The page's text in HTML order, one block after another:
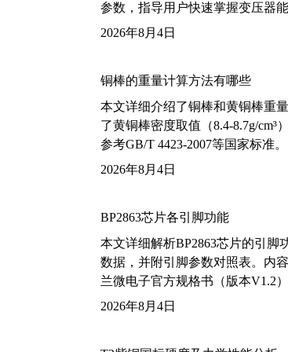
参数，指导用户快速掌握变压器能
2026年8月4日
铜棒的重量计算方法有哪些
本文详细介绍了铜棒和黄铜棒重
了黄铜棒密度取值（8.4-8.7g/
参考GB/T 4423-2007等国家标准。
2026年8月4日
BP2863芯片各引脚功能
本文详细解析BP2863芯片的引
数据，并附引脚参数对照表。内
兰微电子官方规格书（版本V1.2）
2026年8月4日